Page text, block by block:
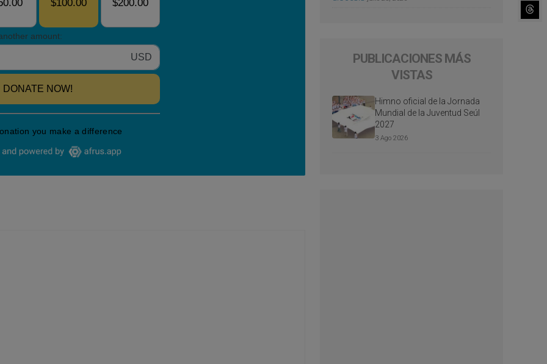
PUBLICACIONES MÁS
VISTAS
Himno oficial de la Jornada
Mundial de la Juventud Seúl
2027
3 Ago 2026